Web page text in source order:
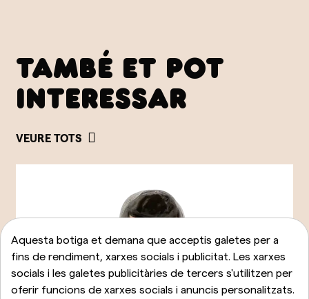
TAMBÉ ET POT
INTERESSAR
VEURE TOTS
Aquesta botiga et demana que acceptis galetes per a
fins de rendiment, xarxes socials i publicitat. Les xarxes
socials i les galetes publicitàries de tercers s'utilitzen per
oferir funcions de xarxes socials i anuncis personalitzats.